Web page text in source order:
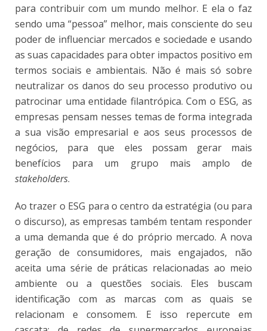
para contribuir com um mundo melhor. E ela o faz
sendo uma “pessoa” melhor, mais consciente do seu
poder de influenciar mercados e sociedade e usando
as suas capacidades para obter impactos positivo em
termos sociais e ambientais. Não é mais só sobre
neutralizar os danos do seu processo produtivo ou
patrocinar uma entidade filantrópica. Com o ESG, as
empresas pensam nesses temas de forma integrada
a sua visão empresarial e aos seus processos de
negócios, para que eles possam gerar mais
benefícios para um grupo mais amplo de
stakeholders.
Ao trazer o ESG para o centro da estratégia (ou para
o discurso), as empresas também tentam responder
a uma demanda que é do próprio mercado. A nova
geração de consumidores, mais engajados, não
aceita uma série de práticas relacionadas ao meio
ambiente ou a questões sociais. Eles buscam
identificação com as marcas com as quais se
relacionam e consomem. E isso repercute em